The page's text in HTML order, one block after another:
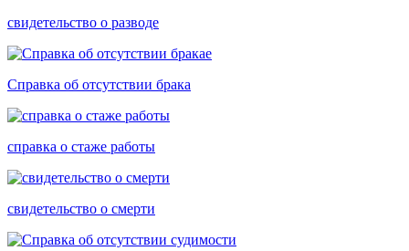
свидетельство о разводе
Справка об отсутствии брака
cправка о стаже работы
свидетельство о смерти